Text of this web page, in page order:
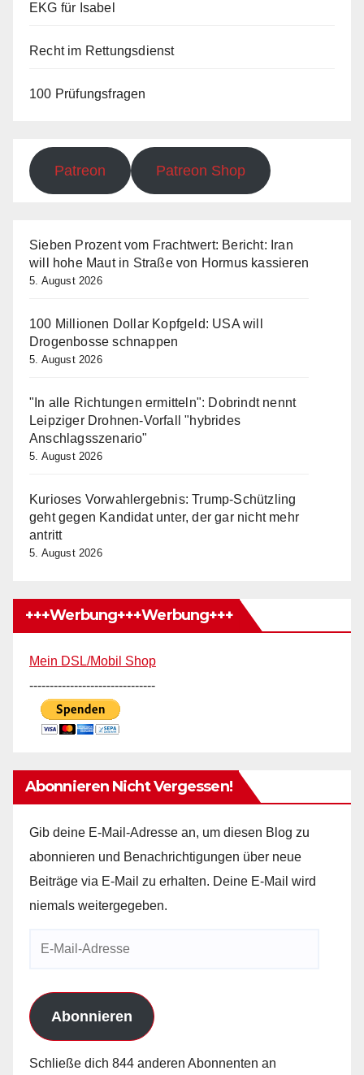
EKG für Isabel
Recht im Rettungsdienst
100 Prüfungsfragen
Patreon Patreon Shop
Sieben Prozent vom Frachtwert: Bericht: Iran
will hohe Maut in Straße von Hormus kassieren
5. August 2026
100 Millionen Dollar Kopfgeld: USA will
Drogenbosse schnappen
5. August 2026
"In alle Richtungen ermitteln": Dobrindt nennt
Leipziger Drohnen-Vorfall "hybrides
Anschlagsszenario"
5. August 2026
Kurioses Vorwahlergebnis: Trump-Schützling
geht gegen Kandidat unter, der gar nicht mehr
antritt
5. August 2026
+++Werbung+++Werbung+++
Mein DSL/Mobil Shop
-------------------------------
Abonnieren Nicht Vergessen!
Gib deine E-Mail-Adresse an, um diesen Blog zu
abonnieren und Benachrichtigungen über neue
Beiträge via E-Mail zu erhalten. Deine E-Mail wird
niemals weitergegeben.
Abonnieren
Schließe dich 844 anderen Abonnenten an